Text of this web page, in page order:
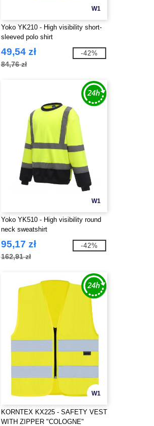
W1
Yoko YK210 - High visibility short-
sleeved polo shirt
49,54 zł
84,76 zł
-42%
W1
Yoko YK510 - High visibility round
neck sweatshirt
95,17 zł
162,91 zł
-42%
W1
KORNTEX KX225 - SAFETY VEST
WITH ZIPPER "COLOGNE"